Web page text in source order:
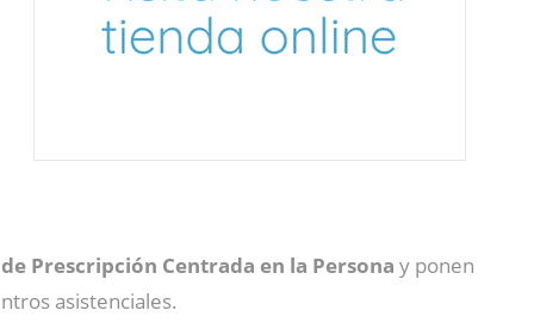
Prescripción Centrada en la Persona y ponen
asistenciales.